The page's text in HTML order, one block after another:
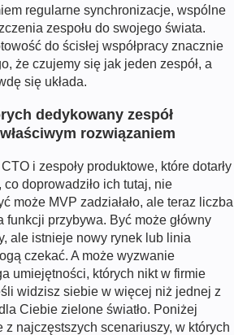
regularne synchronizacje, wspólne
zespołu do swojego świata.
do ścisłej współpracy znacznie
że czujemy się jak jeden zespół, a
się układa.
dedykowany zespół
rozwiązaniem
i zespoły produktowe, które dotarły
doprowadziło ich tutaj, nie
może MVP zadziałało, ale teraz liczba
funkcji przybywa. Być może główny
ale istnieje nowy rynek lub linia
czekać. A może wyzwanie
umiejętności, których nikt w firmie
widzisz siebie w więcej niż jednej z
Ciebie zielone światło. Poniżej
z najczęstszych scenariuszy, w których